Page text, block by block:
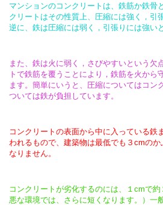
マンションのコンクリートは、鉄筋か鉄骨
クリートはその性質上、圧縮には強く，引
逆に、鉄は圧縮には弱く，引張りには強い
また、鉄は火に弱く，さびやすいという欠
トで鉄筋を覆うことにより，鉄筋を火から
ます。簡単にいうと、圧縮についてはコン
ついては鉄が負担しています。
コンクリートの表面から中に入っている鉄
われるもので、建築物は最低でも３cmの
なりません。
コンクリートが劣化するのには、１cmで
悪な環境では、さらに短くなります。）一